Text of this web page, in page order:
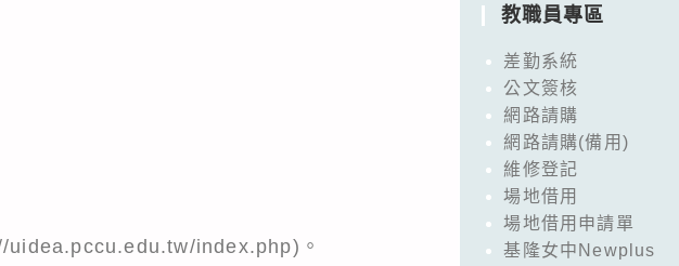
uidea.pccu.edu.tw/index.php)。
教職員專區
差勤系統
公文簽核
網路請購
網路請購(備用)
維修登記
場地借用
場地借用申請單
基隆女中Newplus